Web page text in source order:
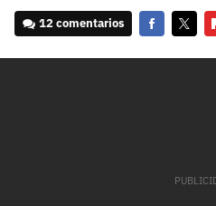
12 comentarios